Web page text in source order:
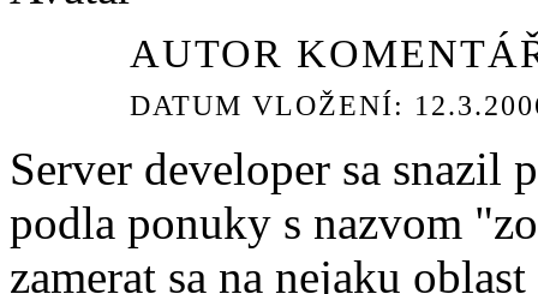
AUTOR
DATUM VLOŽENÍ:
Server developer sa
podla ponuky s nazvom
zamerat sa na nejaku